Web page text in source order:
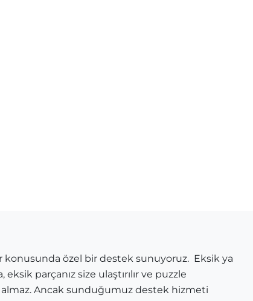
konusunda özel bir destek sunuyoruz. Eksik ya
parçanız size ulaştırılır ve puzzle
Ancak sunduğumuz destek hizmeti